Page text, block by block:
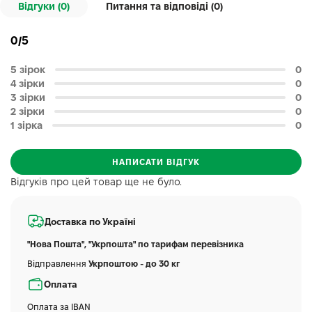
Відгуки (0) Питання та відповіді (0)
Відгуків про цей товар ще не було.
0/5
5 зірок
0
4 зірки
0
3 зірки
0
2 зірки
0
1 зірка
0
НАПИСАТИ ВІДГУК
Доставка по Україні
"Нова Пошта", "Укрпошта" по тарифам перевізника
Відправлення Укрпоштою - до 30 кг
Оплата
Оплата за IBAN